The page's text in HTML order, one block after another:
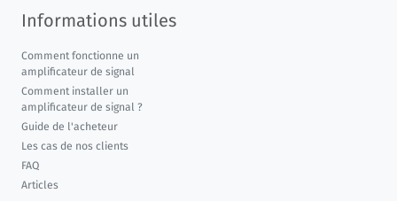
Informations utiles
Comment fonctionne un
amplificateur de signal
Comment installer un
amplificateur de signal ?
Guide de l'acheteur
Les cas de nos clients
FAQ
Articles